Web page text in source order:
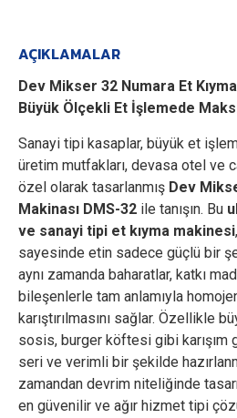
AÇIKLAMALAR
Dev Mikser 32 Numara Et
Büyük Ölçekli Et İşlemede
Sanayi tipi kasaplar, büyük et
üretim mutfakları, devasa otel ve
özel olarak tasarlanmış Dev
Makinası DMS-32 ile tanışın. Bu
ve sanayi tipi et kıyma makinesi
sayesinde etin sadece güçlü bir
aynı zamanda baharatlar, katkı
bileşenlerle tam anlamıyla
karıştırılmasını sağlar. Özellikle
sosis, burger köftesi gibi karışım
seri ve verimli bir şekilde
zamandan devrim niteliğinde
en güvenilir ve ağır hizmet tipi